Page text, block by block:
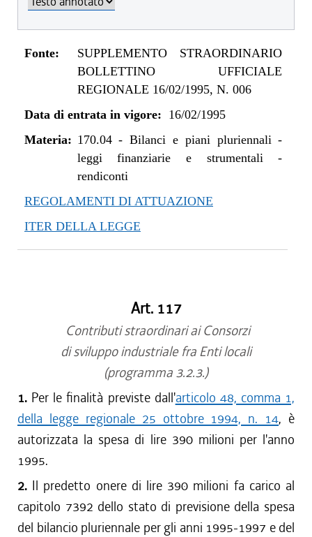
Fonte:
SUPPLEMENTO STRAORDINARIO
BOLLETTINO UFFICIALE
REGIONALE 16/02/1995, N. 006
Data di entrata in vigore: 16/02/1995
Materia: 170.04-Bilanci e piani pluriennali -
leggi finanziarie e strumentali -
rendiconti
REGOLAMENTI DI ATTUAZIONE
ITER DELLA LEGGE
Art. 117
Contributi straordinari ai Consorzi
di sviluppo industriale fra Enti locali
(programma 3.2.3.)
1. Per le finalità previste dall'articolo 48, comma 1,
della legge regionale 25 ottobre 1994, n. 14, è
autorizzata la spesa di lire 390 milioni per l'anno
1995.
2. Il predetto onere di lire 390 milioni fa carico al
capitolo 7392 dello stato di previsione della spesa
del bilancio pluriennale per gli anni 1995-1997 e del